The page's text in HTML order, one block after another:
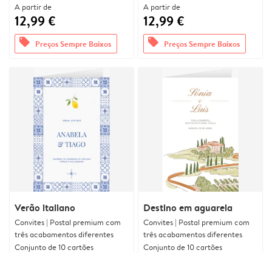
A partir de
12,99 €
offers Preços Sempre Baixos
A partir de
12,99 €
offers Preços Sempre Baixos
Verão italiano
Convites | Postal premium com
três acabamentos diferentes
Conjunto de 10 cartões
Destino em aguarela
Convites | Postal premium com
três acabamentos diferentes
Conjunto de 10 cartões